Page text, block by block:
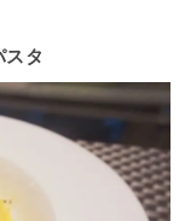
スタ